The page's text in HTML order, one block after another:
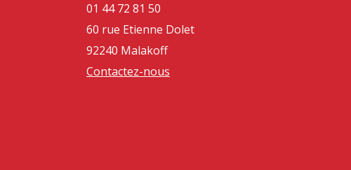
01 44 72 81 50
60 rue Etienne Dolet
92240 Malakoff
Contactez-nous